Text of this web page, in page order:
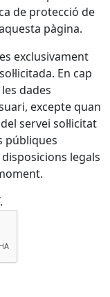
de protecció de
pàgina.
exclusivament
En cap
dades
excepte quan
servei sol·licitat
públiques
legals